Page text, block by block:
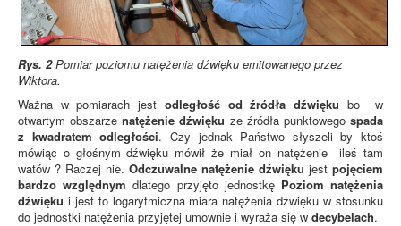
Rys. 2Pomiar poziomu natężenia dźwięku emitowanego przez
Wiktora.
Ważna w pomiarach jest odległość od źródła dźwięku bo w
otwartym obszarzenatężenie dźwięku ze źródła punktowegospada
z kwadratem odległości. Czy jednak Państwo słyszeli by ktoś
mówiąc o głośnym dźwięku mówił że miał on natężenie ileś tam
watów ? Raczej nie. Odczuwalne natężenie dźwięku jest pojęciem
bardzo względnym dlatego przyjęto jednostkę Poziom natężenia
dźwięku i jest to logarytmiczna miara natężenia dźwięku w stosunku
do jednostki natężenia przyjętej umownie i wyraża się w decybelach.